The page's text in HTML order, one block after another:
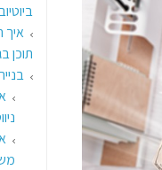
ביוטיוב
איך
תוכן